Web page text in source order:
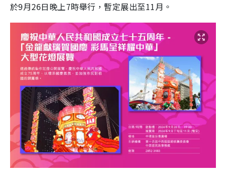
於9月26日晚上7時舉行，暫定展出至11月。